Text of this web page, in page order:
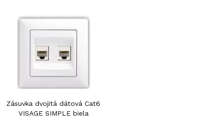
Zásuvka dvojitá dátová Cat6
VISAGE SIMPLE biela